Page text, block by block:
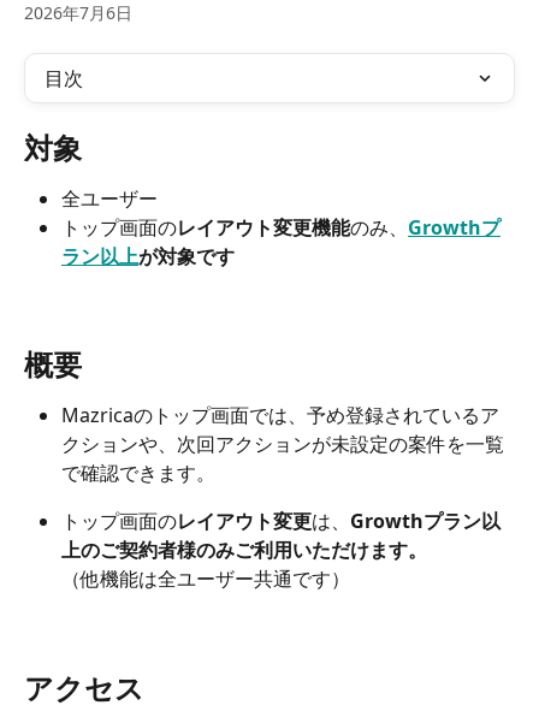
2026年7月6日
目次
対象
全ユーザー
トップ画面のレイアウト変更機能のみ、 Growthプ
ラン以上が対象です
概要
Mazricaのトップ画面では、予め登録されているア
クションや、次回アクションが未設定の案件を一覧
で確認できます。
トップ画面のレイアウト変更は、 Growthプラン以
上のご契約者様のみご利用いただけます。
（他機能は全ユーザー共通です）
アクセス